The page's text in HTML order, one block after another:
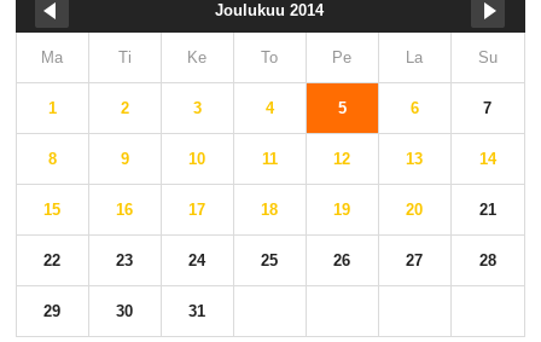
Joulukuu 2014
Ma Ti Ke To Pe La Su
1 2 3 4 5 6 7
8 9 10 11 12 13 14
15 16 17 18 19 20 21
22 23 24 25 26 27 28
29 30 31